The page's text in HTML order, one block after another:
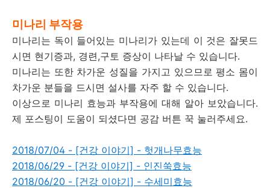
미나리 부작용
미나리는 독이 들어있는 미나리가 있는데 이 것은 잘못드
시면 현기증과, 경련,구토 증상이 나타날 수 있습니다.
미나리는 또한 차가운 성질을 가지고 있으므로 평소 몸이
차가운 분들을 드시면 설사를 자주 할 수 있습니다.
이상으로 미나리 효능과 부작용에 대해 알아 보았습니다.
제 포스팅이 도움이 되셨다면 공감 버튼 꾹 눌러주세요.
2018/07/04 - [건강 이야기] - 헛개나무효능
2018/06/29 - [건강 이야기] - 인진쑥효능
2018/06/20 - [건강 이야기] - 수세미효능